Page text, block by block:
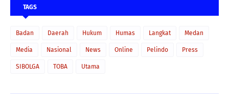
TAGS
Badan Daerah Hukum Humas Langkat Medan
Media Nasional News Online Pelindo Press
SIBOLGA TOBA Utama